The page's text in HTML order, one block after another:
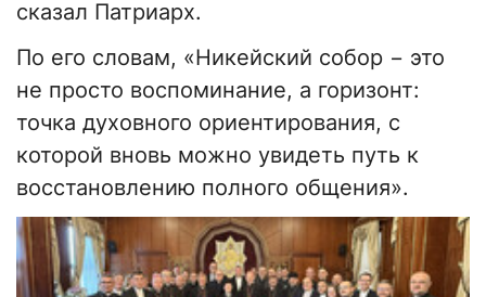
сказал Патриарх.
По его словам, «Никейский собор − это
не просто воспоминание, а горизонт:
точка духовного ориентирования, с
которой вновь можно увидеть путь к
восстановлению полного общения».